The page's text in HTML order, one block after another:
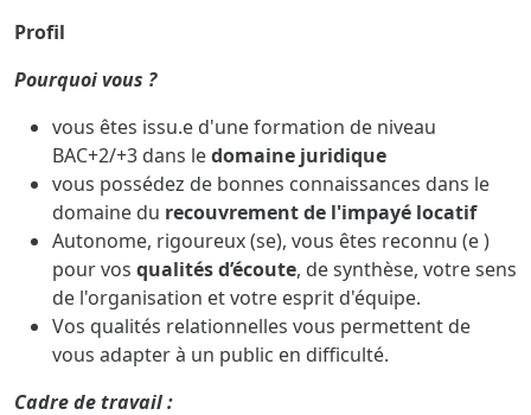
Profil
Pourquoi vous ?
vous êtes issu.e d'une formation de niveau
BAC+2/+3 dans ledomaine juridique
vous possédez de bonnes connaissances dans le
domaine du recouvrement de l'impayé locatif
Autonome, rigoureux (se), vous êtes reconnu (e )
pour vos qualités d’écoute, de synthèse, votre sens
de l'organisation et votre esprit d'équipe.
Vos qualités relationnelles vous permettent de
vous adapter à un public en difficulté.
Cadre de travail :